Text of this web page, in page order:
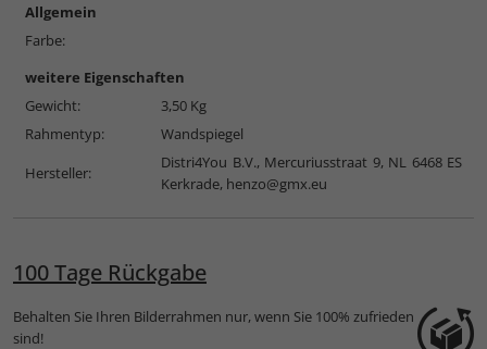
Allgemein
Farbe:
weitere Eigenschaften
Gewicht:
3,50 Kg
Rahmentyp:
Wandspiegel
Hersteller:
Distri4You B.V., Mercuriusstraat 9, NL 6468 ES
Kerkrade, henzo@gmx.eu
100 Tage Rückgabe
Behalten Sie Ihren Bilderrahmen nur, wenn Sie 100% zufrieden
sind!